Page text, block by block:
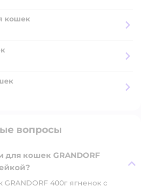
кошек
вопросы
для кошек GRANDORF
400г ягненок с